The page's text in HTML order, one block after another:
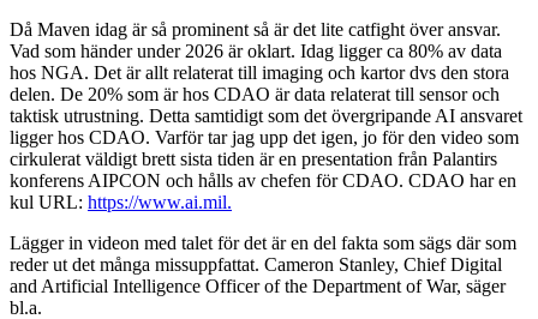
Då Maven idag är så prominent så är det lite catfight över ansvar.
Vad som händer under 2026 är oklart. Idag ligger ca 80% av data
hos NGA. Det är allt relaterat till imaging och kartor dvs den stora
delen. De 20% som är hos CDAO är data relaterat till sensor och
taktisk utrustning. Detta samtidigt som det övergripande AI ansvaret
ligger hos CDAO. Varför tar jag upp det igen, jo för den video som
cirkulerat väldigt brett sista tiden är en presentation från Palantirs
konferens AIPCON och hålls av chefen för CDAO. CDAO har en
kul URL: https://www.ai.mil.
Lägger in videon med talet för det är en del fakta som sägs där som
reder ut det många missuppfattat. Cameron Stanley, Chief Digital
and Artificial Intelligence Officer of the Department of War, säger
bl.a.